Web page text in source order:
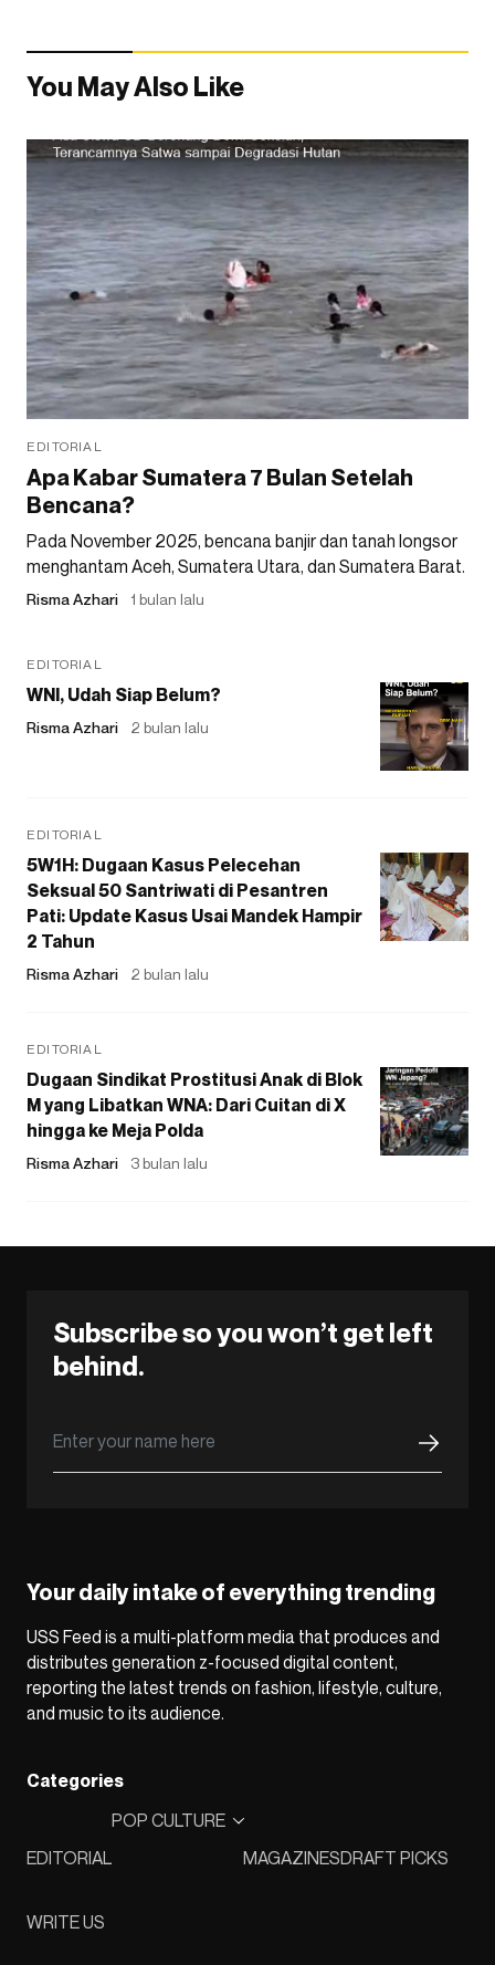
You May Also Like
EDITORIAL
Apa Kabar Sumatera 7 Bulan Setelah
Bencana?
Pada November 2025, bencana banjir dan tanah longsor
menghantam Aceh, Sumatera Utara, dan Sumatera Barat.
Risma Azhari 1 bulan lalu
EDITORIAL
WNI, Udah Siap Belum?
Risma Azhari 2 bulan lalu
EDITORIAL
5W1H: Dugaan Kasus Pelecehan
Seksual 50 Santriwati di Pesantren
Pati: Update Kasus Usai Mandek Hampir
2 Tahun
Risma Azhari 2 bulan lalu
EDITORIAL
Dugaan Sindikat Prostitusi Anak di Blok
M yang Libatkan WNA: Dari Cuitan di X
hingga ke Meja Polda
Risma Azhari 3 bulan lalu
Subscribe so you won’t get left
behind.
Your daily intake of everything trending
USS Feed is a multi-platform media that produces and
distributes generation z-focused digital content,
reporting the latest trends on fashion, lifestyle, culture,
and music to its audience.
Categories
EDITORIAL
POP CULTURE
MAGAZINESDRAFT PICKS
WRITE US